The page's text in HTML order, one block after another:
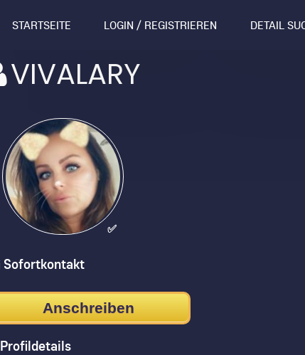
STARTSEITE LOGIN / REGISTRIEREN DETAIL
VIVALARY
✅
Sofortkontakt
Anschreiben
Profildetails